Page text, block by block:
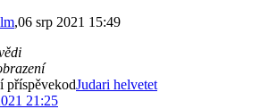
,06 srp 2021 15:49
příspěvekodJudari helvetet
21:25